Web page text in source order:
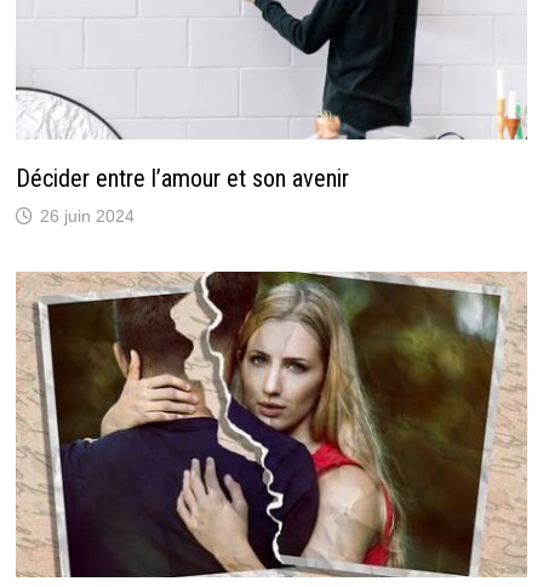
Décider entre l’amour et son avenir
26 juin 2024